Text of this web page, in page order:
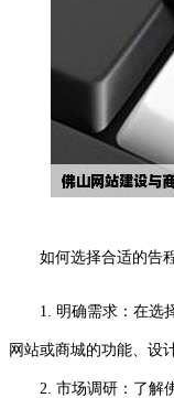
如何选择合适的告
1. 明确需求：在选
网站或商城的功能、设
2. 市场调研：了解佛